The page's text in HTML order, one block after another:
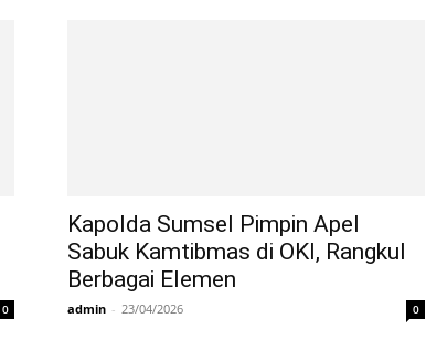
0
Kapolda Sumsel Pimpin Apel
Sabuk Kamtibmas di OKI, Rangkul
Berbagai Elemen
admin - 23/04/2026 0